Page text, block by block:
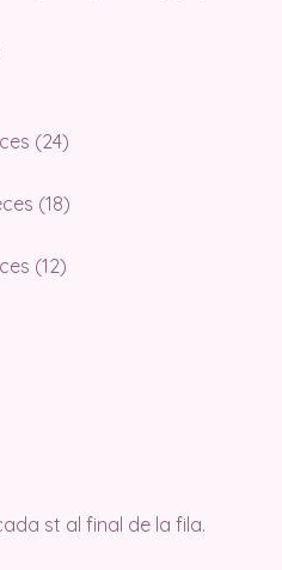
(24)
(18)
(12)
st al final de la fila.